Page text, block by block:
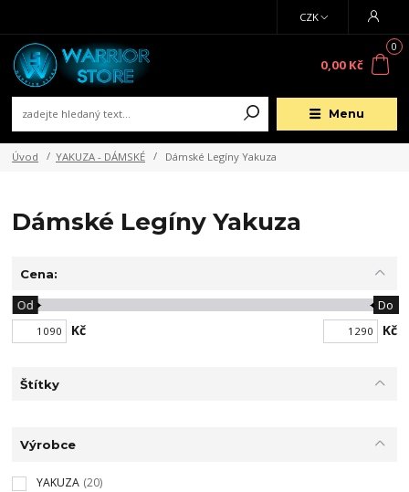
Menu
CZK
0
0,00 Kč
Úvod YAKUZA - DÁMSKÉ Dámské Legíny Yakuza
Dámské Legíny Yakuza
Cena:
Kč
Od Do
Kč
Štítky
Výrobce
YAKUZA (20)